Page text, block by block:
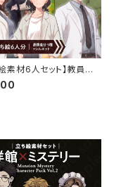
素材6人セット】教員風
ブキャラクターイラス
・体育教師・保健の先生・